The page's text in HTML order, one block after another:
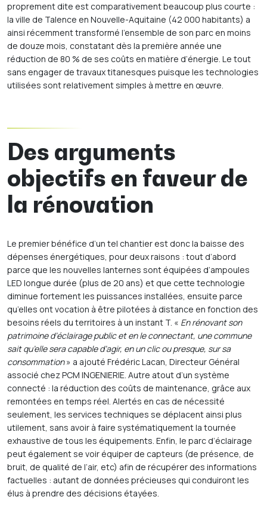
proprement dite est comparativement beaucoup plus courte :
la ville de Talence en Nouvelle-Aquitaine (42 000 habitants) a
ainsi récemment transformé l’ensemble de son parc en moins
de douze mois, constatant dès la première année une
réduction de 80 % de ses coûts en matière d’énergie. Le tout
sans engager de travaux titanesques puisque les technologies
utilisées sont relativement simples à mettre en œuvre.
Des arguments
objectifs en faveur de
la rénovation
Le premier bénéfice d’un tel chantier est donc la baisse des
dépenses énergétiques, pour deux raisons : tout d’abord
parce que les nouvelles lanternes sont équipées d’ampoules
LED longue durée (plus de 20 ans) et que cette technologie
diminue fortement les puissances installées, ensuite parce
qu’elles ont vocation à être pilotées à distance en fonction des
besoins réels du territoires à un instant T. « En rénovant son
patrimoine d’éclairage public et en le connectant, une commune
sait qu’elle sera capable d’agir, en un clic ou presque, sur sa
consommation» a ajouté Frédéric Lacan, Directeur Général
associé chez PCM INGENIERIE. Autre atout d’un système
connecté : la réduction des coûts de maintenance, grâce aux
remontées en temps réel. Alertés en cas de nécessité
seulement, les services techniques se déplacent ainsi plus
utilement, sans avoir à faire systématiquement la tournée
exhaustive de tous les équipements. Enfin, le parc d’éclairage
peut également se voir équiper de capteurs (de présence, de
bruit, de qualité de l’air, etc) afin de récupérer des informations
factuelles : autant de données précieuses qui conduiront les
élus à prendre des décisions étayées.